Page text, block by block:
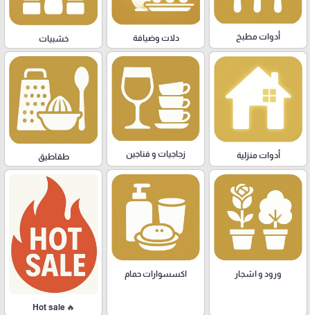
أدوات مطبخ دلات وضيافة خشبيات
أدوات منزلية زجاجيات و فناجين طقاطيق
ورود و اشجار اكسسوارات حمام
🔥 Hot sale